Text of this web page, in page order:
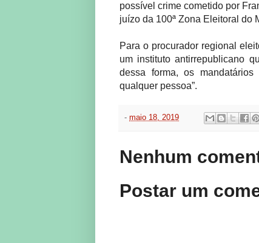
possível crime cometido por
juízo da 100ª Zona Eleitoral do
Para o procurador regional
um instituto antirrepublicano
dessa forma, os
qualquer pessoa”.
- maio 18, 2019
Nenhum
Postar um